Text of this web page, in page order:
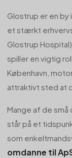
Glostrup er en by
et stærkt
Glostrup
spiller en vigtig
København,
attraktivt sted at
Mange af de
står på et
som
omdanne til